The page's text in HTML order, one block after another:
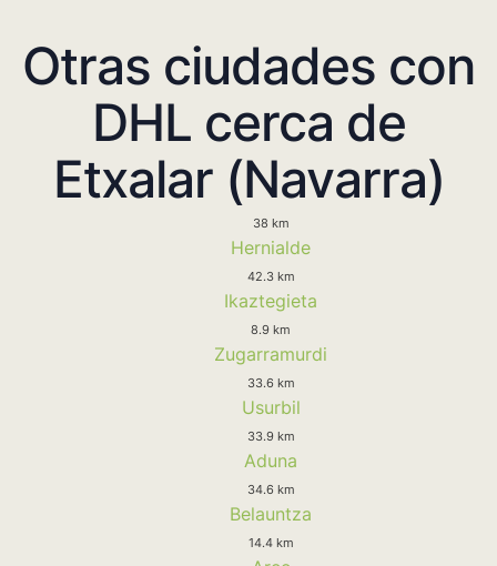
Otras ciudades con
DHL cerca de
Etxalar (Navarra)
38 km
Hernialde
42.3 km
Ikaztegieta
8.9 km
Zugarramurdi
33.6 km
Usurbil
33.9 km
Aduna
34.6 km
Belauntza
14.4 km